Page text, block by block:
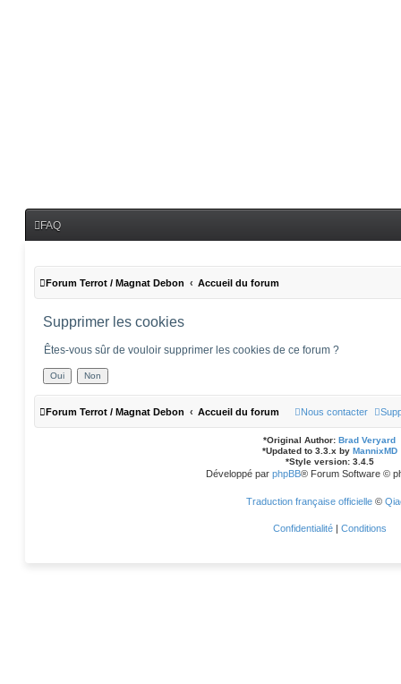
FAQ
Forum Terrot / Magnat Debon Accueil du forum
Supprimer les cookies
Êtes-vous sûr de vouloir supprimer les cookies de ce forum ?
Forum Terrot / Magnat Debon Accueil du forum Nous contacter
*Original Author: Brad Veryard
*Updated to 3.3.x by MannixMD
*Style version: 3.4.5
Développé par phpBB® Forum Software ©
Traduction française officielle©
Confidentialité | Conditions